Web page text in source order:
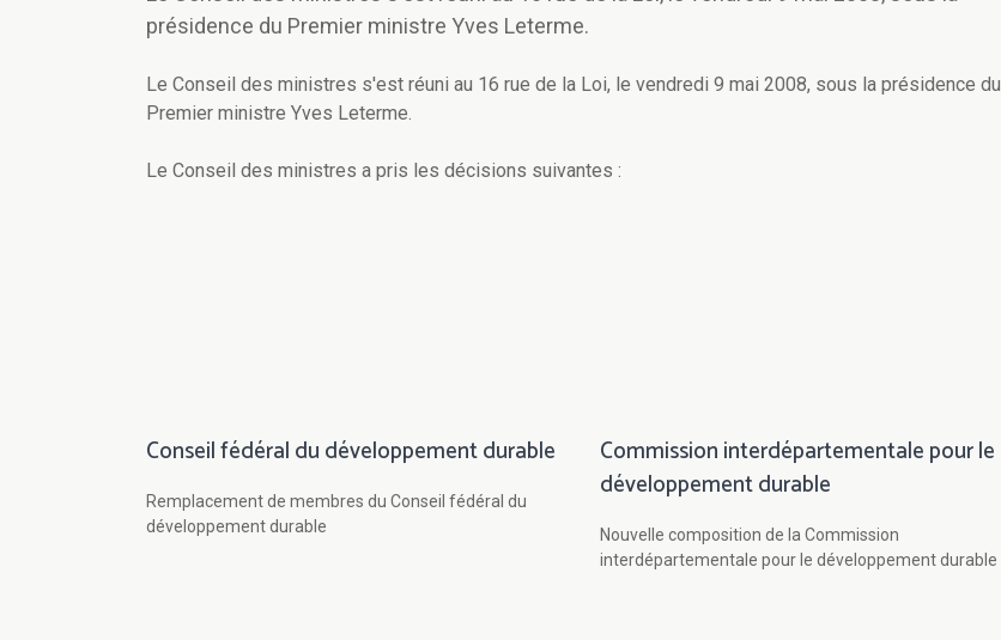
présidence du Premier ministre Yves Leterme.
Le Conseil des ministres s'est réuni au 16 rue de la Loi, le vendredi 9 mai 2008, sous la présidence du
Premier ministre Yves Leterme.
Le Conseil des ministres a pris les décisions suivantes :
Conseil fédéral du développement durable
Remplacement de membres du Conseil fédéral du
développement durable
Commission interdépartementale pour le
développement durable
Nouvelle composition de la Commission
interdépartementale pour le développement durable